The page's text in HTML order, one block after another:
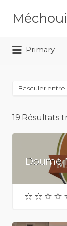
Service
Rechercher:
Primary
Basculer entre
19 Résultats
Doumé